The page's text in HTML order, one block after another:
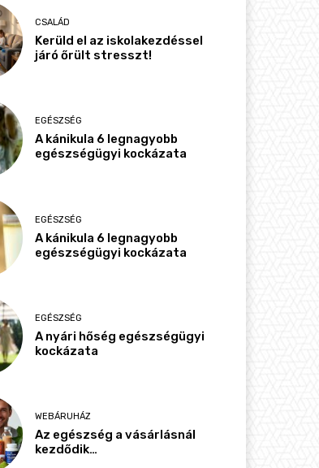
CSALÁD
Kerüld el az iskolakezdéssel
járó őrült stresszt!
EGÉSZSÉG
A kánikula 6 legnagyobb
egészségügyi kockázata
EGÉSZSÉG
A kánikula 6 legnagyobb
egészségügyi kockázata
EGÉSZSÉG
A nyári hőség egészségügyi
kockázata
WEBÁRUHÁZ
Az egészség a vásárlásnál
kezdődik…